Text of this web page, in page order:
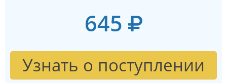
645
Узнать о поступлении